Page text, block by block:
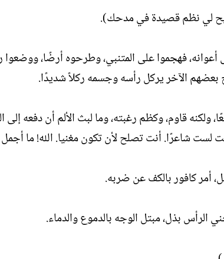
لي نظم قصيدة في مدحك).
أعوانه، فهجموا على المتنبي، وطرحوه أرضًا،
بعضهم الآخر يركل رأسه وجسمه ركلاً شديدًا.
ولكنه قاوم، وكظم رغبته، وما لبث الألم أن دفعه
لست شاعرًا. أنت تصلح لأن تكون مغنيا. الله! ما
أمر كافور بالكف عن ضربه.
الرأس بذل، مبتل الوجه بالدموع والدماء.